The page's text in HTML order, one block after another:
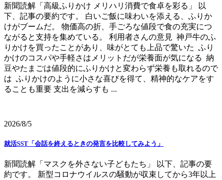
新聞読解「高級ふりかけ メリハリ消費で食卓を彩る」 以
下、記事の要約です。 白いご飯に味わいを添える、ふりか
けがブームだ。 物価高の折、手ごろな値段で食の充実につ
ながると支持を集めている。 利用者さんの意見 神戸牛のふ
りかけを買ったことがあり、味がとても上品で驚いた ふり
かけのコスパや手軽さはメリットだが栄養面が気になる 納
豆やたまごは値段的にふりかけと変わらず栄養も取れるので
は ふりかけのように小さな喜びを得て、精神的なケアをす
ることも重要 支出を減らすも ...
2026/8/5
就活SST「会話を終えるときの発言を比較してみよう」
新聞読解「マスクを外さない子どもたち」 以下、記事の要
約です。 新型コロナウイルスの騒動が収束してから3年以上